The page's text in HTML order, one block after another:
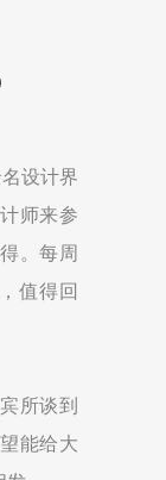
设计界
师来参
。每周
值得回
所谈到
能给大